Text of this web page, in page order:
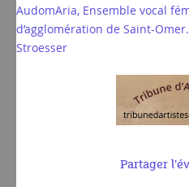
AudomAria, Ensemble vocal
d’agglomération de Saint-
Stroesser
Partager